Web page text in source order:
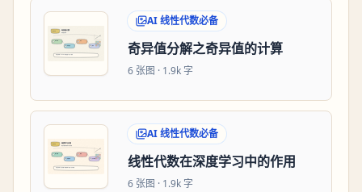
AI 线性代数必备
奇异值分解之奇异值的计算
6 张图 · 1.9k 字
AI 线性代数必备
线性代数在深度学习中的作用
6 张图 · 1.9k 字